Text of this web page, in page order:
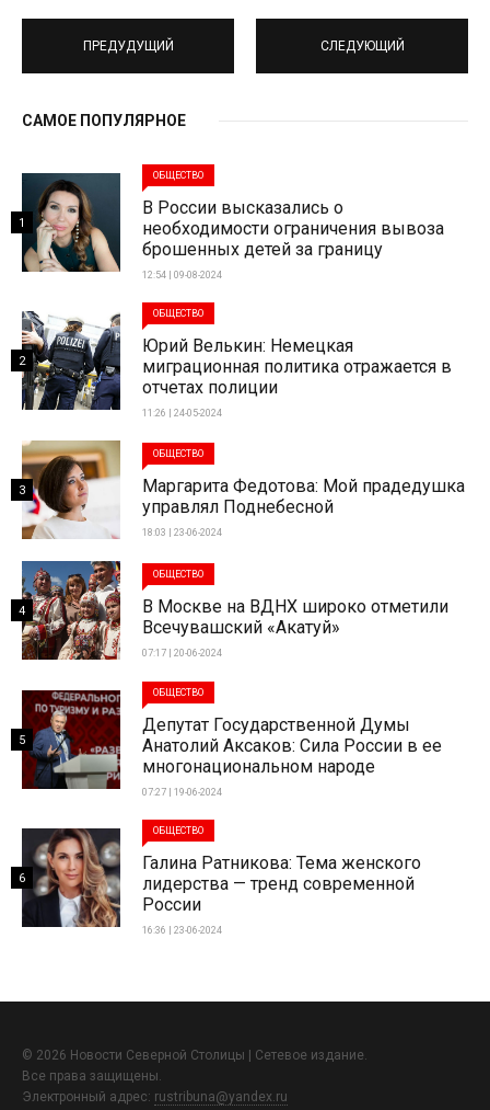
ПРЕДУДУЩИЙ СЛЕДУЮЩИЙ
САМОЕ ПОПУЛЯРНОЕ
ОБЩЕСТВО
В России высказались о
необходимости ограничения вывоза
брошенных детей за границу
12:54 | 09-08-2024
1
ОБЩЕСТВО
Юрий Велькин: Немецкая
миграционная политика отражается в
отчетах полиции
11:26 | 24-05-2024
2
ОБЩЕСТВО
Маргарита Федотова: Мой прадедушка
управлял Поднебесной
18:03 | 23-06-2024
3
ОБЩЕСТВО
В Москве на ВДНХ широко отметили
Всечувашский «Акатуй»
07:17 | 20-06-2024
4
ОБЩЕСТВО
Депутат Государственной Думы
Анатолий Аксаков: Сила России в ее
многонациональном народе
07:27 | 19-06-2024
5
ОБЩЕСТВО
Галина Ратникова: Тема женского
лидерства — тренд современной
России
16:36 | 23-06-2024
6
© 2026 Новости Северной Столицы | Сетевое издание.
Все права защищены.
Электронный адрес: rustribuna@yandex.ru